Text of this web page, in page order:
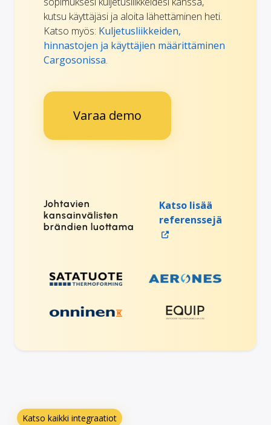
kutsu käyttäjäsi ja aloita lähettäminen heti.
Katso myös: Kuljetusliikkeiden,
hinnastojen ja käyttäjien määrittäminen
Cargosonissa.
Varaa demo
Johtavien
kansainvälisten
brändien luottama
Katso lisää
referenssejä
Katso kaikki integraatiot